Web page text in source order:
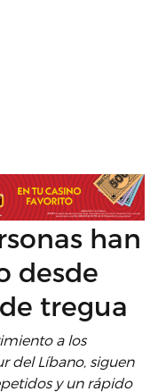
han
desde
tregua
a los
del Líbano, siguen
y un rápido